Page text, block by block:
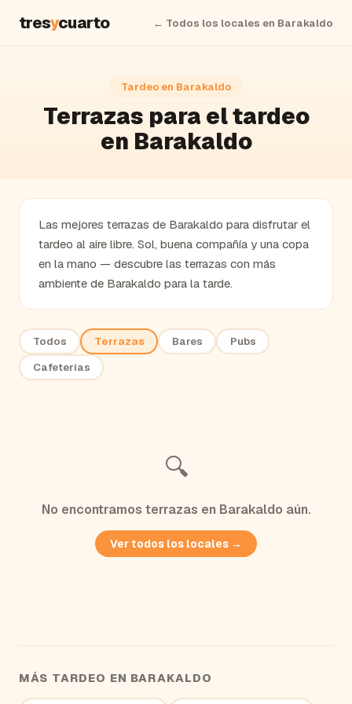
tresycuarto ← Todos los locales en Barakaldo
Tardeo en Barakaldo
Terrazas para el tardeo
en Barakaldo
Las mejores terrazas de Barakaldo para disfrutar el
tardeo al aire libre. Sol, buena compañía y una copa
en la mano — descubre las terrazas con más
ambiente de Barakaldo para la tarde.
Todos Terrazas Bares
Pubs
Cafeterías
🔍
No encontramos terrazas en Barakaldo aún.
Ver todos los locales →
MÁS TARDEO EN BARAKALDO